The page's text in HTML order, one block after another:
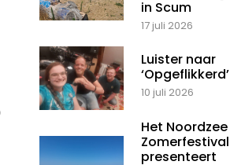
in Scum
17 juli 2026
Luister naar
‘Opgeflikkerd’
10 juli 2026
Het Noordzee
Zomerfestival
presenteert